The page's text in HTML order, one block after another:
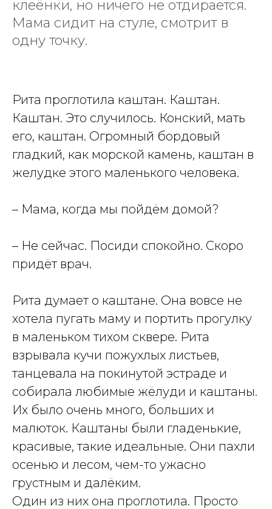
клеёнки, но ничего не отдирается.
Мама сидит на стуле, смотрит в
одну точку.
Рита проглотила каштан. Каштан.
Каштан. Это случилось. Конский, мать
его, каштан. Огромный бордовый
гладкий, как морской камень, каштан в
желудке этого маленького человека.
– Мама, когда мы пойдём домой?
– Не сейчас. Посиди спокойно. Скоро
придёт врач.
Рита думает о каштане. Она вовсе не
хотела пугать маму и портить прогулку
в маленьком тихом сквере. Рита
взрывала кучи пожухлых листьев,
танцевала на покинутой эстраде и
собирала любимые жёлуди и каштаны.
Их было очень много, больших и
малюток. Каштаны были гладенькие,
красивые, такие идеальные. Они пахли
осенью и лесом, чем-то ужасно
грустным и далёким.
Один из них она проглотила. Просто